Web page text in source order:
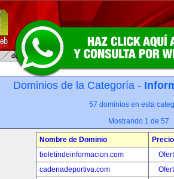
Dominios de la Categoría -
57 dominios en esta
Mostrando 1 de 57
Nombre de Dominio
Precio
boletindeinformacion.com
cadenadeportiva.com